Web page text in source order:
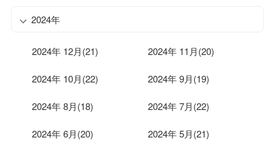
2024年
2024年 12月(21) 2024年 11月(20)
2024年 10月(22) 2024年 9月(19)
2024年 8月(18) 2024年 7月(22)
2024年 6月(20) 2024年 5月(21)